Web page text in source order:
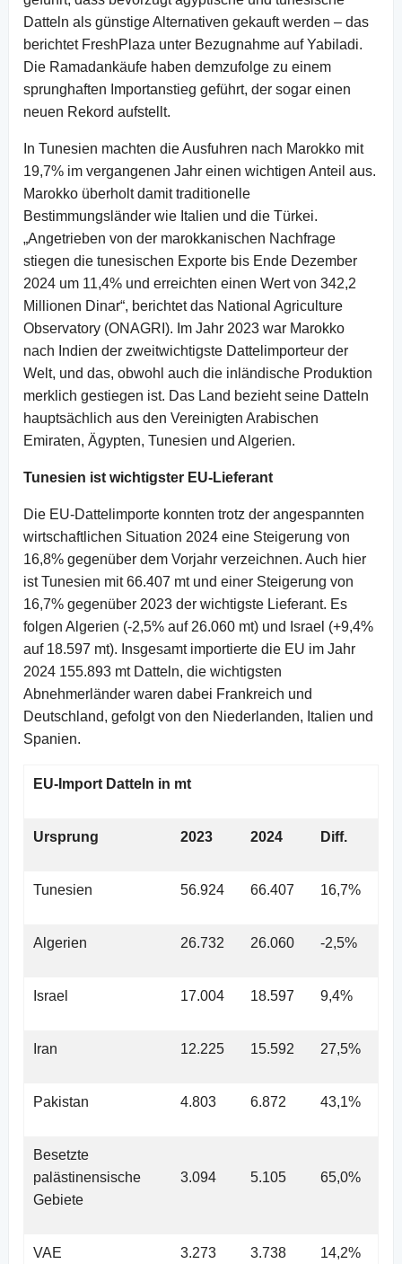
Datteln als günstige Alternativen gekauft werden – das
berichtet FreshPlaza unter Bezugnahme auf Yabiladi.
Die Ramadankäufe haben demzufolge zu einem
sprunghaften Importanstieg geführt, der sogar einen
neuen Rekord aufstellt.
In Tunesien machten die Ausfuhren nach Marokko mit
19,7% im vergangenen Jahr einen wichtigen Anteil aus.
Marokko überholt damit traditionelle
Bestimmungsländer wie Italien und die Türkei.
„Angetrieben von der marokkanischen Nachfrage
stiegen die tunesischen Exporte bis Ende Dezember
2024 um 11,4% und erreichten einen Wert von 342,2
Millionen Dinar“, berichtet das National Agriculture
Observatory (ONAGRI). Im Jahr 2023 war Marokko
nach Indien der zweitwichtigste Dattelimporteur der
Welt, und das, obwohl auch die inländische Produktion
merklich gestiegen ist. Das Land bezieht seine Datteln
hauptsächlich aus den Vereinigten Arabischen
Emiraten, Ägypten, Tunesien und Algerien.
Tunesien ist wichtigster EU-Lieferant
Die EU-Dattelimporte konnten trotz der angespannten
wirtschaftlichen Situation 2024 eine Steigerung von
16,8% gegenüber dem Vorjahr verzeichnen. Auch hier
ist Tunesien mit 66.407 mt und einer Steigerung von
16,7% gegenüber 2023 der wichtigste Lieferant. Es
folgen Algerien (-2,5% auf 26.060 mt) und Israel (+9,4%
auf 18.597 mt). Insgesamt importierte die EU im Jahr
2024 155.893 mt Datteln, die wichtigsten
Abnehmerländer waren dabei Frankreich und
Deutschland, gefolgt von den Niederlanden, Italien und
Spanien.
EU-Import Datteln in mt
Ursprung 2023 2024 Diff.
Tunesien 56.924 66.407 16,7%
Algerien 26.732 26.060 -2,5%
Israel 17.004 18.597 9,4%
Iran 12.225 15.592 27,5%
Pakistan 4.803 6.872 43,1%
Besetzte
palästinensische
Gebiete
3.094 5.105 65,0%
VAE 3.273 3.738 14,2%